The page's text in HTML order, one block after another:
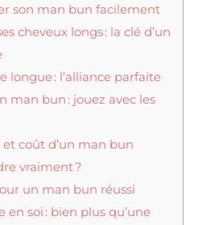
son man bun facilement
cheveux longs : la clé d’un
longue : l’alliance parfaite
man bun : jouez avec les
coût d’un man bun
vraiment ?
un man bun réussi
soi : bien plus qu’une